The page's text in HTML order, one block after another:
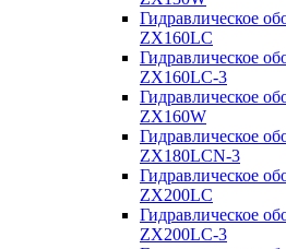
Гидравлическое
ZX160LC
Гидравлическое
ZX160LC-3
Гидравлическое
ZX160W
Гидравлическое
ZX180LCN-3
Гидравлическое
ZX200LC
Гидравлическое
ZX200LC-3